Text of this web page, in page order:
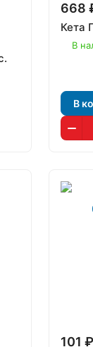
668
Кета
В
В
101 ₽